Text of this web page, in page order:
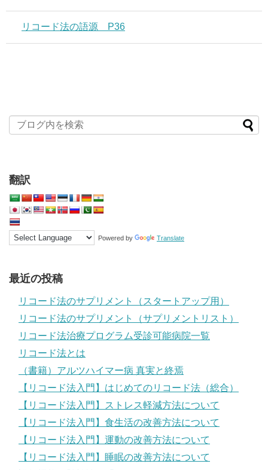
リコード法の語源 P36
翻訳
Powered by Translate
最近の投稿
リコード法のサプリメント（スタートアップ用）
リコード法のサプリメント（サプリメントリスト）
リコード法治療プログラム受診可能病院一覧
リコード法とは
（書籍）アルツハイマー病 真実と終焉
【リコード法入門】はじめてのリコード法（総合）
【リコード法入門】ストレス軽減方法について
【リコード法入門】食生活の改善方法について
【リコード法入門】運動の改善方法について
【リコード法入門】睡眠の改善方法について